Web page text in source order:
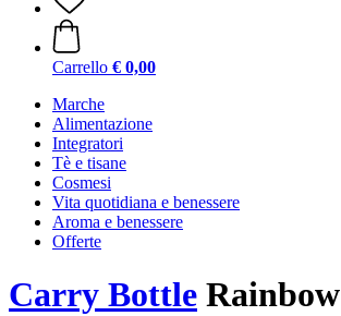
Carrello € 0,00
Marche
Alimentazione
Integratori
Tè e tisane
Cosmesi
Vita quotidiana e benessere
Aroma e benessere
Offerte
Carry Bottle Rainbow